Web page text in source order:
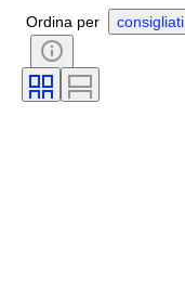
Originale / Replica
Ordina per consigliati